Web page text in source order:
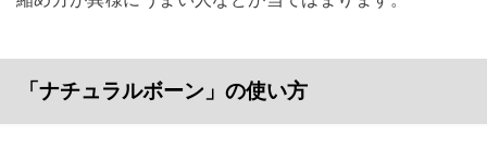
「ナチュラルボーン」の使い方